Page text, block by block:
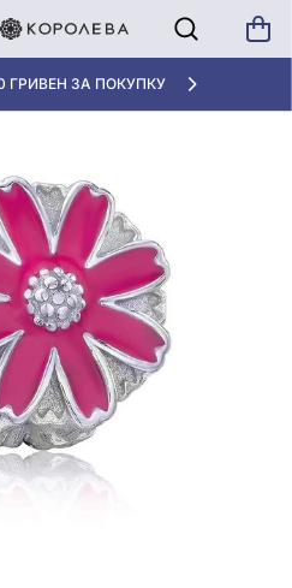
«НОВАЯ ПОЧТА»
(Шарм) с эмалью